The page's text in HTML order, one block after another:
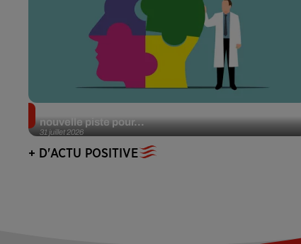
31 juillet 2026
nouvelle piste pour...
+ D'ACTU POSITIVE